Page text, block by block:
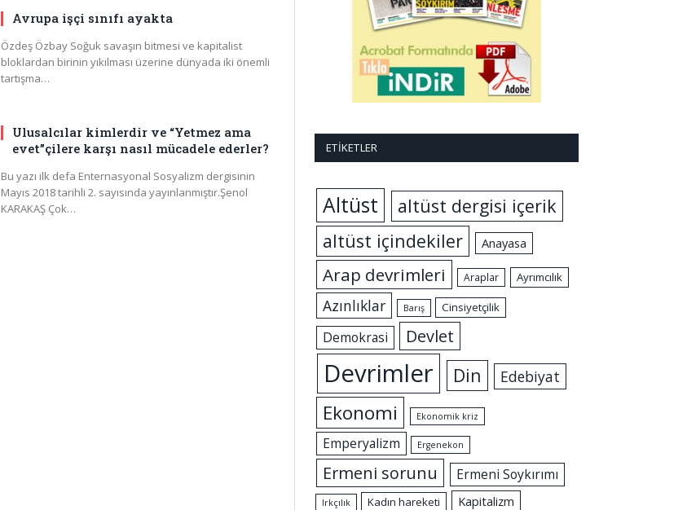
Avrupa işçi sınıfı ayakta
Özdeş Özbay Soğuk savaşın bitmesi ve kapitalist
bloklardan birinin yıkılması üzerine dünyada iki önemli
tartışma…
Ulusalcılar kimlerdir ve “Yetmez ama
evet”çilere karşı nasıl mücadele ederler?
Bu yazı ilk defa Enternasyonal Sosyalizm dergisinin
Mayıs 2018 tarihli 2. sayısında yayınlanmıştır.Şenol
KARAKAŞ Çok…
ETIKETLER
Altüst
altüst dergisi içerik
altüst içindekiler
Anayasa
Arap devrimleri Araplar Ayrımcılık
Azınlıklar Barış Cinsiyetçilik
Demokrasi Devlet
Devrimler Din Edebiyat
Ekonomi Ekonomik kriz
Emperyalizm Ergenekon
Ermeni sorunu Ermeni Soykırımı
Irkçılık Kadın hareketi Kapitalizm